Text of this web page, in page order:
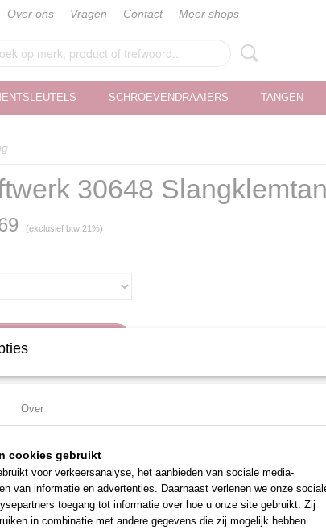
Over ons Vragen Contact Meer shops
SCHROEVENDRAAIERS TANGEN
30648
(exclusief btw 21%)
leverancier
Over
cookies gebruikt
voor verkeersanalyse, het aanbieden van sociale media-
van informatie en advertenties. Daarnaast verlenen we onze
toegang tot informatie over hoe u onze site gebruikt. Zij
in combinatie met andere gegevens die zij mogelijk hebben